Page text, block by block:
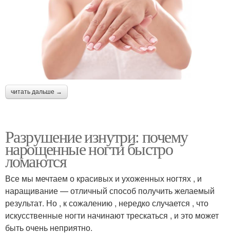
читать дальше →
Разрушение изнутри: почему
нарощенные ногти быстро
ломаются
Все мы мечтаем о красивых и ухоженных ногтях , и
наращивание — отличный способ получить желаемый
результат. Но , к сожалению , нередко случается , что
искусственные ногти начинают трескаться , и это может
быть очень неприятно.